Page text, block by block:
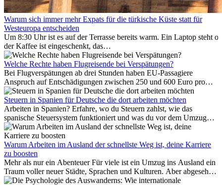
Warum sich immer mehr Expats für die türkische Küste statt für
Westeuropa entscheiden
Um 8:30 Uhr ist es auf der Terrasse bereits warm. Ein Laptop steht
der Kaffee ist eingeschenkt, das
Meer ist nur wenige Meter entfernt. Für viele Expats in
Antalya ist das kein Urlaub. So beginnt ihr Alltag.
Welche Rechte haben Flugreisende bei Verspätungen?
Bei Flugverspätungen ab drei Stunden haben EU-Passagiere
Anspruch auf Entschädigungen zwischen 250 und 600 Euro pro
Person – gestaffelt nach Flugdistanz. Zusätzlich können entstandene
Folgekosten wie Hotelübernachtungen oder verpasste
Anschlussflüge erstattet werden. Bereits ab zwei Stunden
Verspätung muss die Airline Verpflegung und
Kommunikationsmöglichkeiten bereitstellen. Verweigert die
Fluggesellschaft die Zahlung, ist das nicht das letzte Wort:
Schlichtungsstellen und spezialisierte Portale helfen kostenlos oder
auf Provisionsbasis weiter. Ansprüche verjähren in Deutschland erst
nach drei Jahren.
Steuern in Spanien für Deutsche die dort arbeiten möchten
Arbeiten in Spanien? Erfahre, wo du Steuern zahlst, wie das
spanische Steuersystem funktioniert und was du vor dem Umzug
beachten musst.
Warum Arbeiten im Ausland der schnellste Weg ist, deine Karriere
zu boosten
Mehr als nur ein Abenteuer Für viele ist ein Umzug ins Ausland ein
Traum voller neuer Städte, Sprachen und Kulturen. Aber abgesehen
vom Abenteuer ist Arbeiten im...